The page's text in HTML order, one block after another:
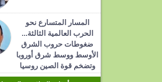
المسار المتسارع نحو
الحرب العالمية الثالثة...
ضغوطات حروب الشرق
الأوسط ووسط شرق أوروبا
وتضخم قوة الصين روسيا